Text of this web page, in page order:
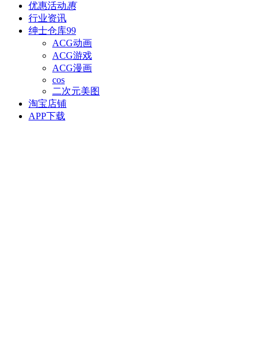
优惠活动惠
行业资讯
绅士仓库99
ACG动画
ACG游戏
ACG漫画
cos
二次元美图
淘宝店铺
APP下载